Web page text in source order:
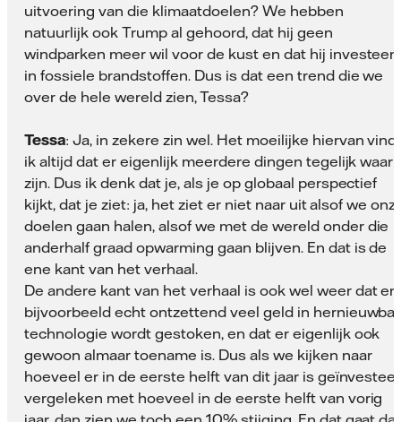
uitvoering van die klimaatdoelen? We hebben
natuurlijk ook Trump al gehoord, dat hij geen
windparken meer wil voor de kust en dat hij investeert
in fossiele brandstoffen. Dus is dat een trend die we
over de hele wereld zien, Tessa?
Tessa: Ja, in zekere zin wel. Het moeilijke hiervan vind
ik altijd dat er eigenlijk meerdere dingen tegelijk waar
zijn. Dus ik denk dat je, als je op globaal perspectief
kijkt, dat je ziet: ja, het ziet er niet naar uit alsof we
doelen gaan halen, alsof we met de wereld onder die
anderhalf graad opwarming gaan blijven. En dat is de
ene kant van het verhaal.
De andere kant van het verhaal is ook wel weer dat er
bijvoorbeeld echt ontzettend veel geld in
technologie wordt gestoken, en dat er eigenlijk ook
gewoon almaar toename is. Dus als we kijken naar
hoeveel er in de eerste helft van dit jaar is
vergeleken met hoeveel in de eerste helft van vorig